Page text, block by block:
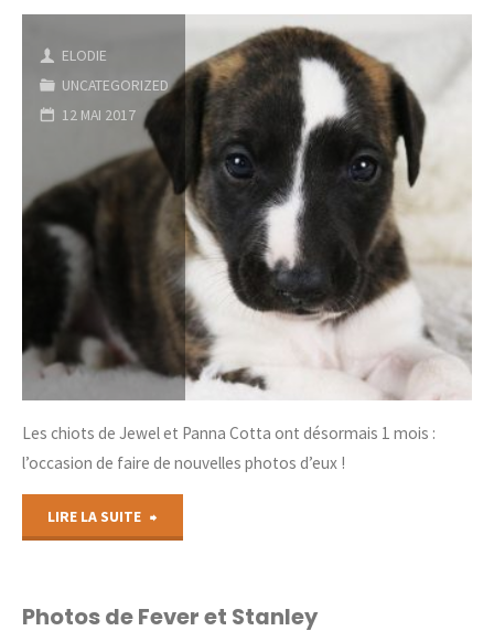
2017
ELODIE
UNCATEGORIZED
12 MAI 2017
Les chiots de Jewel et Panna Cotta ont désormais 1 mois :
l’occasion de faire de nouvelles photos d’eux !
LIRE LA SUITE
photos
Photos de Fever et Stanley